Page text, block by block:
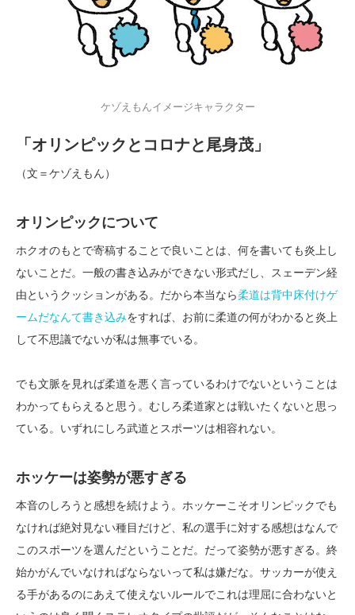
ケゾえもんイメージキャラクター
「オリンピックとコロナと尾身茂」
（文＝ケゾえもん）
オリンピックについて
ホクオのもとで寄稿することで良いことは、何を書いても炎上し
ないことだ。一般の書き込みができない形式だし、スェーデン経
由というクッションがある。だから本当なら柔道は背中床付けゲ
ームだなんて書き込みをすれば、お前に柔道の何がわかると炎上
して不思議でないが私は無事でいる。
でも文脈を見れば柔道を悪く言っているわけでないということは
わかってもらえると思う。むしろ柔道家とは戦いたくないと思っ
ている。いずれにしろ武道とスポーツは相容れない。
ホッケーは姿勢が悪すぎる
本音のしろうと感想を続けよう。ホッケーこそオリンピックでも
なければ絶対見ない種目だけど、私の選手に対する感想はなんで
このスポーツを選んだということだ。だって姿勢が悪すぎる。終
始かがんでいなければならないって私は嫌だな。サッカーが使え
る手があるのにあえて使えないルールでこれは理屈に合わないと